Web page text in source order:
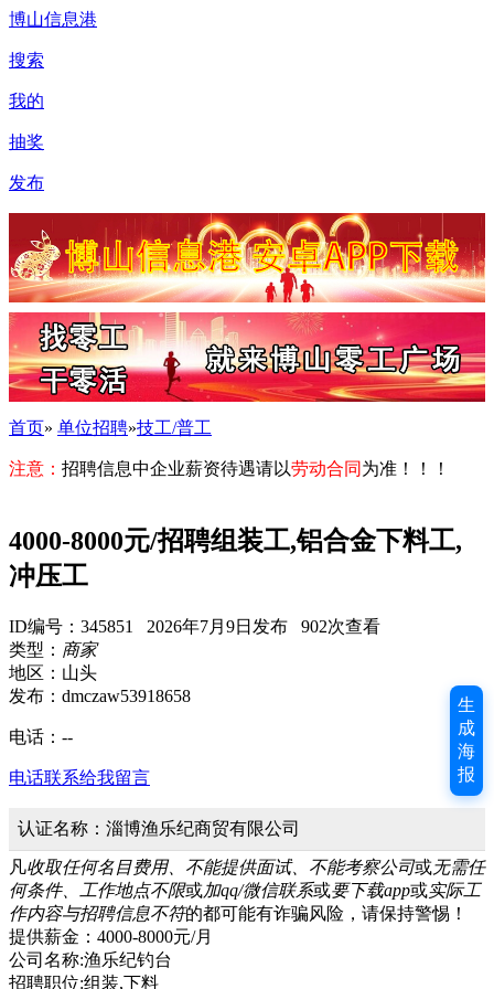
博山信息港
搜索
我的
抽奖
发布
首页» 单位招聘»技工/普工
注意： 招聘信息中企业薪资待遇请以劳动合同 为准！！！
4000-8000元/招聘组装工,铝合金下料工,
冲压工
ID编号：345851 2026年7月9日发布 902次查看
类型： 商家
地区：山头
发布：dmczaw53918658
电话： --
电话联系给我留言
认证名称：淄博渔乐纪商贸有限公司
凡收取任何名目费用、不能提供面试、不能考察公司或无需任
何条件、工作地点不限或加qq/微信联系或要下载app或实际工
作内容与招聘信息不符的都可能有诈骗风险，请保持警惕！
提供薪金：4000-8000元/月
公司名称:渔乐纪钓台
招聘职位:组装,下料
生
成
海
报